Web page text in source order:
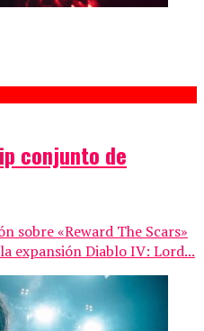
conjunto de
sobre «Reward The Scars»
expansión Diablo IV: Lord...